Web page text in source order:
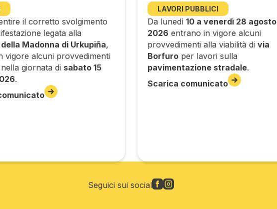
il corretto svolgimento
legata alla
Madonna di Urkupiña,
vigore alcuni provvedimenti
giornata di sabato 15
.
LAVORI PUBBLICI
Da lunedì 10 a venerdì 28 agosto
2026 entrano in vigore alcuni
provvedimenti alla viabilità di via
Borfuroper lavori sulla
pavimentazione stradale.
Scarica comunicato
Seguici sui social